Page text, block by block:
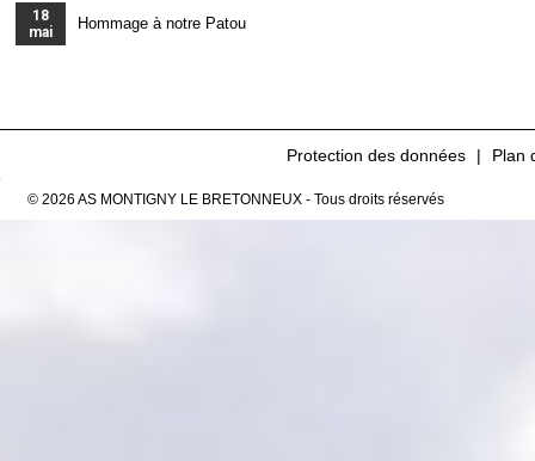
18
mai
Hommage à notre Patou
Protection des données Plan
© 2026 AS MONTIGNY LE BRETONNEUX - Tous droits réservés